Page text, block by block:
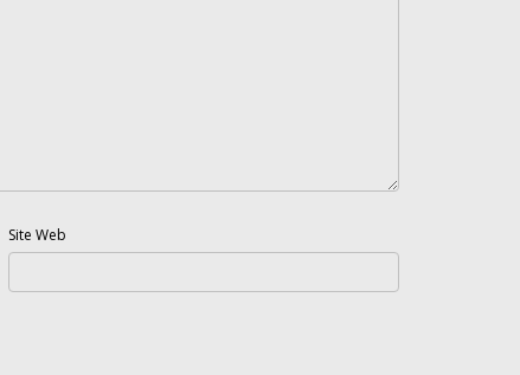
Site Web